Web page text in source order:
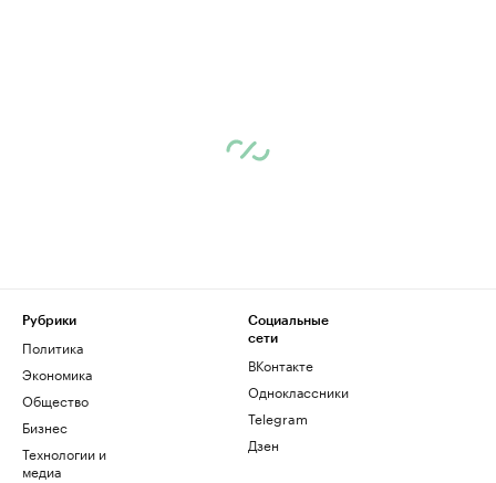
Рубрики
Политика
Экономика
Общество
Бизнес
Технологии и
медиа
Социальные
сети
ВКонтакте
Одноклассники
Telegram
Дзен